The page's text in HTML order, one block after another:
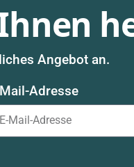
Angebot an.
Adresse